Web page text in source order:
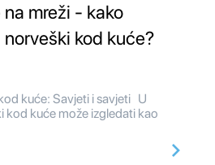
mreži - kako
kod kuće?
kuće: Savjeti i savjeti U
kod kuće može izgledati kao